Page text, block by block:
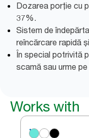
Dozarea porție cu
37%.
Sistem de
reîncărcare rapidă
În special potrivită
scamă sau urme
Works with